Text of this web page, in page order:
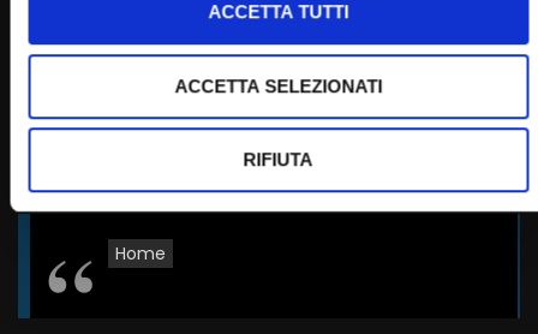
ACCETTA TUTTI
ACCETTA SELEZIONATI
RIFIUTA
Puoi guardare Padre Pio Tv
su Tv Sat al canale 445,
su Sky al canale 852,
in streaming sul sito internet:
Home